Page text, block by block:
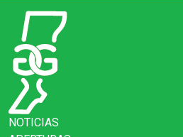
NOTICIAS